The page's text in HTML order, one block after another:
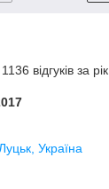
відгуків за рік
Україна